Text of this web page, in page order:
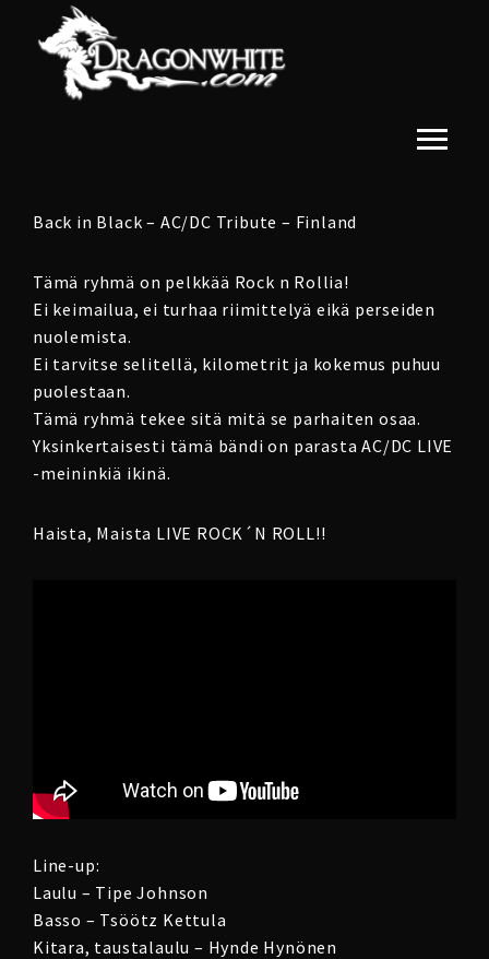
Back in Black – AC/DC Tribute – Finland
Tämä ryhmä on pelkkää Rock n Rollia!
Ei keimailua, ei turhaa riimittelyä eikä perseiden
nuolemista.
Ei tarvitse selitellä, kilometrit ja kokemus puhuu
puolestaan.
Tämä ryhmä tekee sitä mitä se parhaiten osaa.
Yksinkertaisesti tämä bändi on parasta AC/DC LIVE
-meininkiä ikinä.
Haista, Maista LIVE ROCK´N ROLL!!
Line-up:
Laulu – Tipe Johnson
Basso – Tsöötz Kettula
Kitara, taustalaulu – Hynde Hynönen